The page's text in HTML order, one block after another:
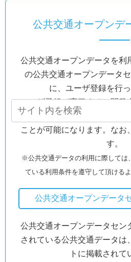
公共交通オープンデ
公共交通オープンデータを利
の公共交通オープンデータ
に、ユーザ登録を行っ
ユーザ登録が完了すると開発
いるAPI仕様に沿って、公共
ことが可能になります。なお
す。
※公共交通データの利用に際しては
ている利用条件を遵守して頂ける
公共交通オープンデータ
公共交通オープンデータセン
されている公共交通データは
トに掲載されて